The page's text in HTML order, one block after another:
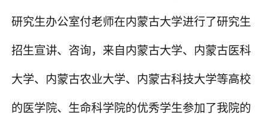
研究生办公室付老师在内蒙古大学进行了研究生
招生宣讲、 咨询， 来自内蒙古大学、内蒙古医科
大学、内蒙古农业大学、内蒙古科技大学等高校
的医学院、生命科学院的优秀学生参加了我院的